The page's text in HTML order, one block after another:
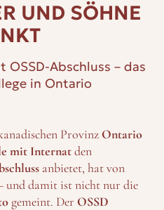
UND SÖHNE
Abschluss – das
in Ontario
Provinz Ontario
mit Internatden
anbietet, hat von
und damit ist nicht nur die
gemeint. Der OSSD